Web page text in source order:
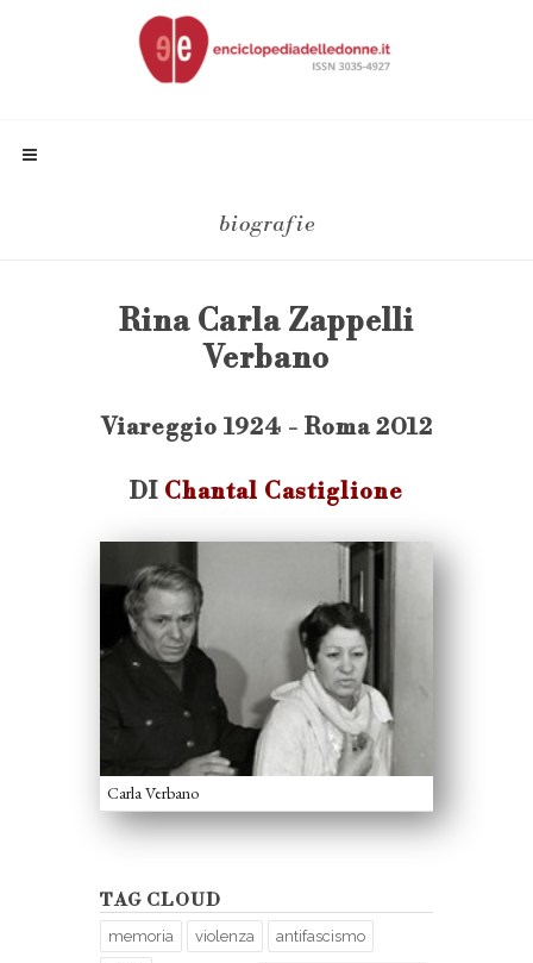
biografie
Rina Carla Zappelli
Verbano
Viareggio 1924 - Roma 2012
DI Chantal Castiglione
Carla Verbano
TAG CLOUD
memoria violenza antifascismo